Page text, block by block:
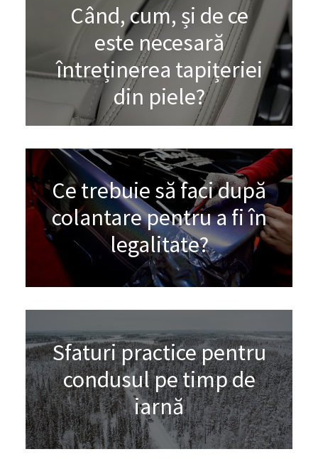
Când, cum, și de ce
este necesară
întreținerea tapițeriei
din piele?
Ce trebuie să faci după
colantare pentru a fi în
legalitate?
Sfaturi practice pentru
condusul pe timp de
iarnă